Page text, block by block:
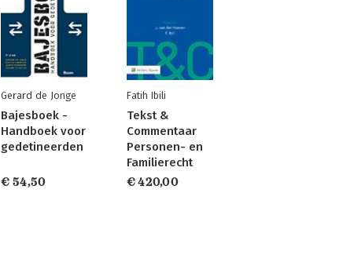
Gerard de Jonge
Bajesboek -
Handboek voor
gedetineerden
€ 54,50
Fatih Ibili
Tekst &
Commentaar
Personen- en
Familierecht
€ 420,00